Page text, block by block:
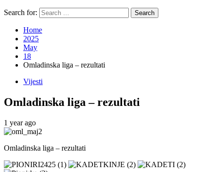
Search for:
Home
2025
May
18
Omladinska liga – rezultati
Vijesti
Omladinska liga – rezultati
1 year ago
Omladinska liga – rezultati